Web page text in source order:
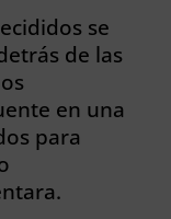
se
de las
en una
para